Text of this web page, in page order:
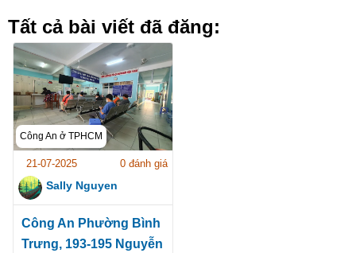
Tất cả bài viết đã đăng:
Công An ở TPHCM
21-07-2025 0 đánh giá
Sally Nguyen
Công An Phường Bình
Trưng, 193-195 Nguyễn